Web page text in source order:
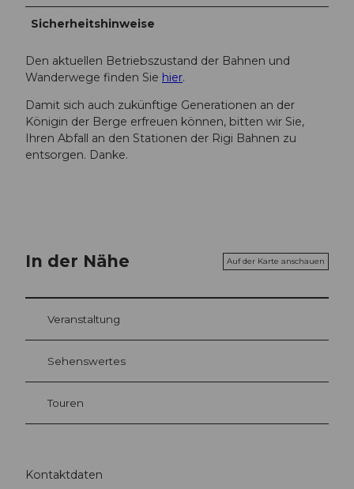
Sicherheitshinweise
Den aktuellen Betriebszustand der Bahnen und
Wanderwege finden Sie hier.
Damit sich auch zukünftige Generationen an der
Königin der Berge erfreuen können, bitten wir Sie,
Ihren Abfall an den Stationen der Rigi Bahnen zu
entsorgen. Danke.
In der Nähe Auf der Karte anschauen
Veranstaltung
Sehenswertes
Touren
Kontaktdaten